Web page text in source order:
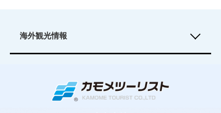
海外観光情報
ティンプー・ブータン旅行 | ロンドン旅行 バルセロナ・スペイン旅行